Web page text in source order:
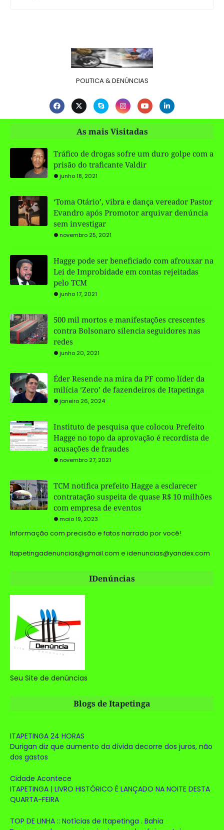
POLITICA & DENÚNCIAS
As mais Visitadas
Tráfico de drogas sofre um duro golpe com a
prisão do traficante Valdir
junho 18, 2021
‘Toma Otário’, vibra e dança vereador Pastor
Evandro após Promotor arquivar denúncia
sem investigar
novembro 25, 2021
Hagge pode ser beneficiado com afrouxar na
Lei de Improbidade em contas rejeitadas
pelo TCM
junho 17, 2021
500 mil mortos e manifestações crescentes
contra Bolsonaro silencia seguidores nas
redes
junho 20, 2021
Éder Resende na mira da PF como líder da
milícia ‘Zero’ de fazendeiros de Itapetinga
janeiro 26, 2024
Instituto de pesquisa que colocou Prefeito
Hagge no topo da aprovação é recordista de
acusações de fraudes
novembro 27, 2021
TCM notifica prefeito Hagge a esclarecer
contratação suspeita de quase R$ 10 milhões
com empresa de eventos
maio 19, 2023
Informação com precisão e fatos narrado por você!
Itapetingadenuncias@gmail.com e idenuncias@yandex.com
IDenúncias
Seu Site de denúncias
Blogs de Itapetinga
ITAPETINGA 24 HORAS
Durigan diz que aumento da dívida decorre dos juros, não
dos gastos
Cidade Acontece
ITAPETINGA | LIVRO HISTÓRICO É LANÇADO NA NOITE DESTA
QUARTA-FEIRA
TOP DE LINHA :: Notícias de Itapetinga . Bahia